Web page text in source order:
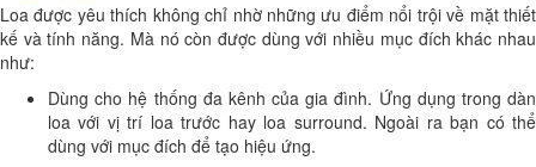
Loa được yêu thích không chỉ nhờ những ưu điểm nổi trội về mặt thiết
kế và tính năng. Mà nó còn được dùng với nhiều mục đích khác nhau
như:
Dùng cho hệ thống đa kênh của gia đình. Ứng dụng trong dàn
loa với vị trí loa trước hay loa surround. Ngoài ra bạn có thể
dùng với mục đích để tạo hiệu ứng.